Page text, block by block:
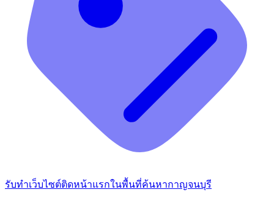
รับทำเว็บไซต์ติดหน้าแรกในพื้นที่ค้นหากาญจนบุรี